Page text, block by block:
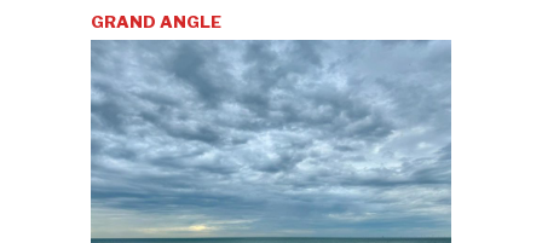
GRAND ANGLE